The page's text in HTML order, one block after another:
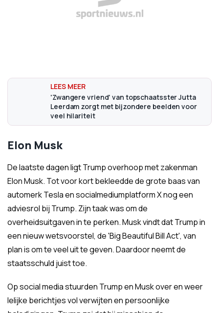
'Zwangere vriend' van topschaatsster Jutta
Leerdam zorgt met bijzondere beelden voor
veel hilariteit
Elon Musk
De laatste dagen ligt Trump overhoop met zakenman
Elon Musk. Tot voor kort bekleedde de grote baas van
automerk Tesla en socialmediumplatform X nog een
adviesrol bij Trump. Zijn taak was om de
overheidsuitgaven in te perken. Musk vindt dat Trump in
een nieuw wetsvoorstel, de 'Big Beautiful Bill Act', van
plan is om te veel uit te geven. Daardoor neemt de
staatsschuld juist toe.
Op social media stuurden Trump en Musk over en weer
lelijke berichtjes vol verwijten en persoonlijke